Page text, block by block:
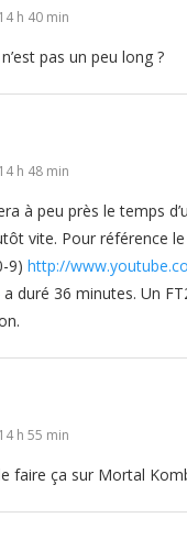
h 40 min
pas un peu long ?
h 48 min
à peu près le temps
vite. Pour référence
9) http://
a duré 36 minutes. Un
h 55 min
faire ça sur Mortal